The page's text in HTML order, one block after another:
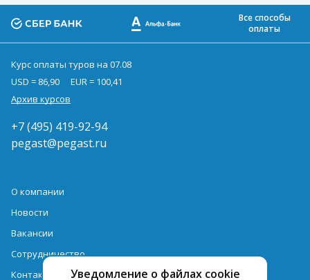
Уведомление о файлах cookie
Все способы
оплаты
Курс оплаты туров на 07.08
USD = 86,90
EUR = 100,41
Архив курсов
+7 (495) 419-92-94
pegast@pegast.ru
О компании
Новости
Вакансии
Сотрудничество
Контактная информация